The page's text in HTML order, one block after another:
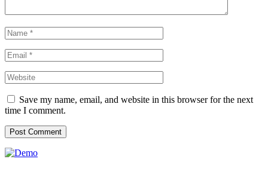
Save my name, email, and website in this browser for the next
time I comment.